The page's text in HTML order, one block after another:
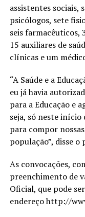
assistentes sociais,
psicólogos, sete
seis farmacêuticos,
15 auxiliares de
clínicas e um
“A Saúde e a
eu já havia
para a Educação e
seja, só neste início
para compor
população”, disse
As convocações,
preenchimento de
Oficial, que pode
endereço http://